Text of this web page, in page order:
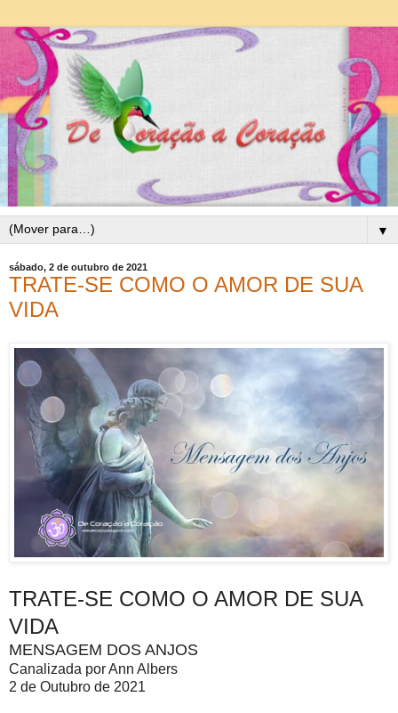
▼
sábado, 2 de outubro de 2021
TRATE-SE COMO O AMOR DE SUA
VIDA
TRATE-SE COMO O AMOR DE SUA
VIDA
MENSAGEM DOS ANJOS
Canalizada por Ann Albers
2 de Outubro de 2021